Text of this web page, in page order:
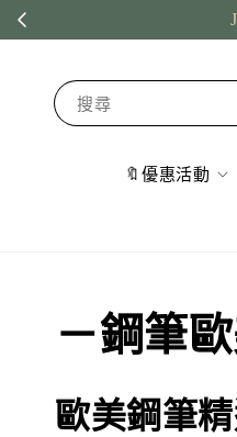
搜尋
🔖優惠活動
－鋼筆
歐美鋼筆